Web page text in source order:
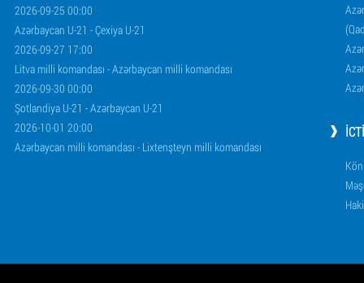
2026-09-25 00:00
Azərbaycan U-21 - Çexiya U-21
2026-09-27 17:00
Litva milli komandası - Azərbaycan milli komandası
2026-09-30 00:00
Şotlandiya U-21 - Azərbaycan U-21
2026-10-01 20:00
Azərbaycan milli komandası - Lixtenşteyn milli komandası